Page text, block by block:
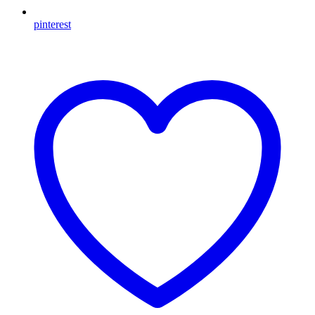
pinterest